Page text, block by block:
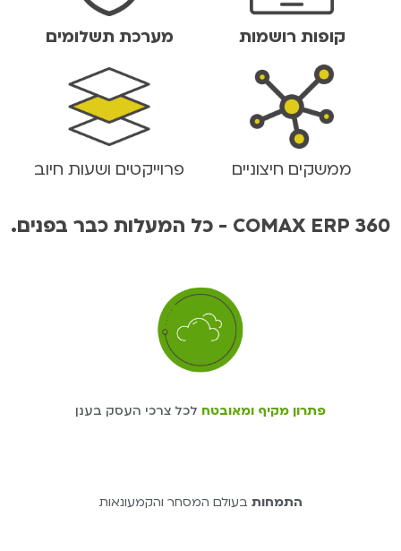
קופות רושמות מערכת תשלומים
ממשקים חיצוניים פרוייקטים ושעות חיוב
.כל המעלות כבר בפנים - COMAX ERP 360
פתרון מקיף ומאובטח לכל צרכי העסק בענן
התמחות בעולם המסחר והקמעונאות